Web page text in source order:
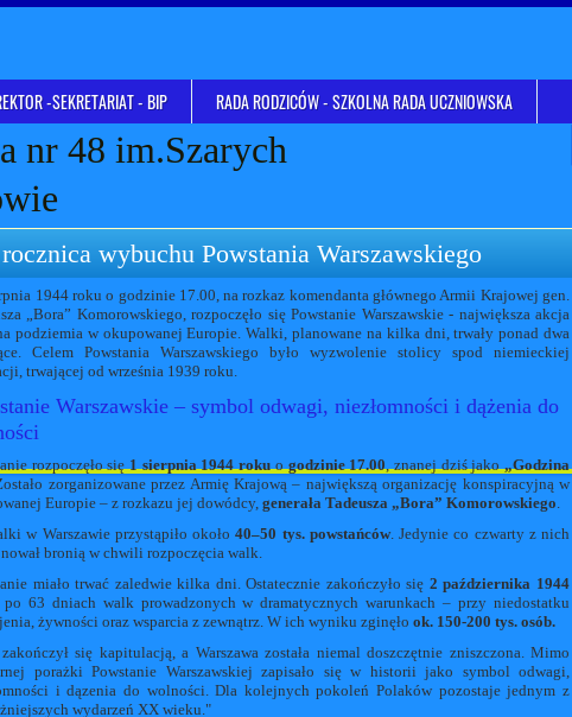
nr 48 im.Szarych
-SEKRETARIAT - BIP RADA RODZICÓW - SZKOLNA RADA UCZNIOWSKA
wybuchu Powstania Warszawskiego
1944 roku o godzinie 17.00, na rozkaz komendanta głównego Armii Krajowej gen.
„Bora” Komorowskiego, rozpoczęło się Powstanie Warszawskie - największa akcja
podziemia w okupowanej Europie. Walki, planowane na kilka dni, trwały ponad dwa
Celem Powstania Warszawskiego było wyzwolenie stolicy spod niemieckiej
trwającej od września 1939 roku.
Warszawskie – symbol odwagi, niezłomności i dążenia do
rozpoczęło się 1 sierpnia 1944 roku o godzinie 17.00, znanej dziś jako „Godzina
zorganizowane przez Armię Krajową – największą organizację konspiracyjną w
Europie – z rozkazu jej dowódcy, generała Tadeusza „Bora” Komorowskiego.
w Warszawie przystąpiło około 40–50 tys. powstańców. Jedynie co czwarty z nich
bronią w chwili rozpoczęcia walk.
miało trwać zaledwie kilka dni. Ostatecznie zakończyło się 2 października 1944
po 63 dniach walk prowadzonych w dramatycznych warunkach – przy niedostatku
żywności oraz wsparcia z zewnątrz. W ich wyniku zginęło ok. 150-200 tys. osób.
się kapitulacją, a Warszawa została niemal doszczętnie zniszczona. Mimo
porażki Powstanie Warszawskiej zapisało się w historii jako symbol odwagi,
i dązenia do wolności. Dla kolejnych pokoleń Polaków pozostaje jednym z
wydarzeń XX wieku."